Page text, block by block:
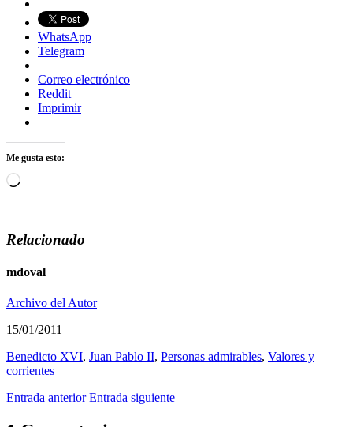
WhatsApp
Telegram
Correo electrónico
Reddit
Imprimir
Me gusta esto:
Cargando...
Relacionado
mdoval
Archivo del Autor
15/01/2011
Benedicto XVI, Juan Pablo II, Personas admirables, Valores y
corrientes
Entrada anterior Entrada siguiente